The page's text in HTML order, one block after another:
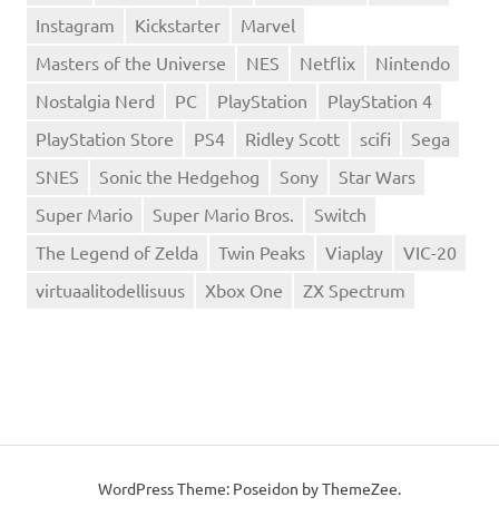
Instagram
Kickstarter
Marvel
Masters of the Universe
NES Netflix
Nintendo
Nostalgia Nerd
PC PlayStation
PlayStation 4
PlayStation Store
PS4 Ridley Scott scifi
Sega
SNES
Sonic the Hedgehog Sony
Star Wars
Super Mario
Super Mario Bros.
Switch
The Legend of Zelda
Twin Peaks Viaplay
VIC-20
virtuaalitodellisuus
Xbox One ZX Spectrum
WordPress Theme: Poseidon byThemeZee.